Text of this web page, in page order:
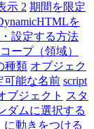
示 2 期間を限定
を
設定する方法
ープ（領域）
種類 オブジェク
可能な名前 script
ブジェクト スタ
ダムに選択する
に動きをつける